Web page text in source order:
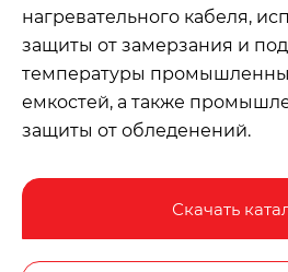
нагревательного кабеля,
защиты от замерзания и
температуры
емкостей, а также
защиты от обледенений.
Скачать